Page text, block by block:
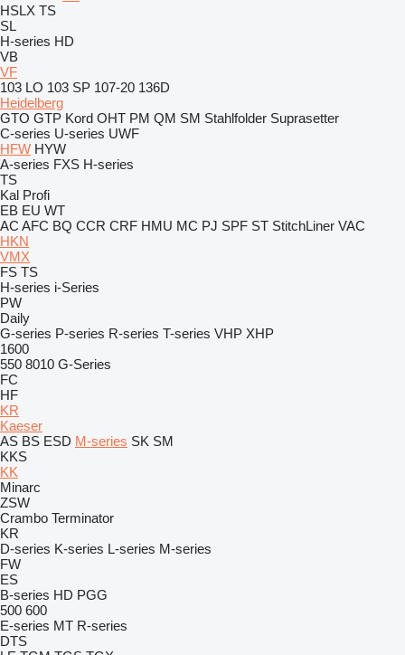
HSLX TS
SL
H-series HD
VB
VF
103 LO 103 SP 107-20 136D
Heidelberg
GTO GTP Kord OHT PM QM SM Stahlfolder Suprasetter
C-series U-series UWF
HFW HYW
A-series FXS H-series
TS
Kal Profi
EB EU WT
AC AFC BQ CCR CRF HMU MC PJ SPF ST StitchLiner VAC
HKN
VMX
FS TS
H-series i-Series
PW
Daily
G-series P-series R-series T-series VHP XHP
1600
550 8010 G-Series
FC
HF
KR
Kaeser
AS BS ESD M-series SK SM
KKS
KK
Minarc
ZSW
Crambo Terminator
KR
D-series K-series L-series M-series
FW
ES
B-series HD PGG
500 600
E-series MT R-series
DTS